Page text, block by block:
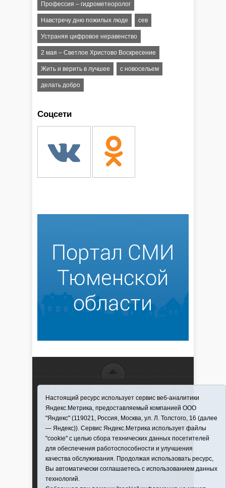
Профессия – гидрометеоролог
Навстречу дню пожилых люде сев
Устраняя цифровое неравенство
2 мая – Светлое Христово Воскресение
Жить и верить в лучшее с новосельем
делать добро
Соцсети
использовании материалов ссылка обязательна
Информационная лента выходит при финансовой
поддержке правительства Тюменской области
Регистрационный номер СМИ ЭЛ № ФС 77-66066
от 10.06. 2016 г. выдано Федеральной службой по
надзору в сфере связи, информационных
технологий и массовых коммуникаций.
Учредитель (соучредители) Автономная
некоммерческая организация "Информационно-
Настоящий ресурс использует сервис веб-аналитики
Яндекс.Метрика, предоставляемый компанией ООО
"Яндекс" (119021, Россия, Москва, ул. Л. Толстого, 16 (далее
— Яндекс)). Сервис Яндекс.Метрика использует файлы
"cookie" с целью сбора технических данных посетителей
для обеспечения работоспособности и улучшения
качества обслуживания. Продолжая использовать ресурс,
Вы автоматически соглашаетесь с использованием данных
технологий.